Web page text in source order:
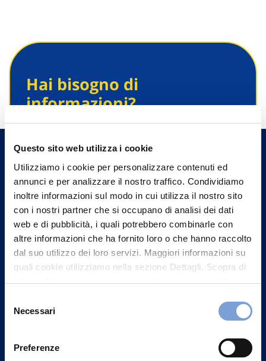
Questo sito web utilizza i cookie
Utilizziamo i cookie per personalizzare contenuti ed
annunci e per analizzare il nostro traffico. Condividiamo
inoltre informazioni sul modo in cui utilizza il nostro sito
con i nostri partner che si occupano di analisi dei dati
web e di pubblicità, i quali potrebbero combinarle con
altre informazioni che ha fornito loro o che hanno raccolto
dal suo utilizzo dei loro servizi. Maggiori informazioni su
quali cookie utilizziamo nella sezione Dettagli. Scopra di
più su chi siamo, come può contattarci e come trattiamo i
può trovare nel footer del sito nella sezione "Informativa
delNecessari
Preferenze
Hai bisogno di
informazioni?
Trova l'Agenzia più vicina a te e parla con
Contattaci
Vittoria Assicurazioni S.p.A.